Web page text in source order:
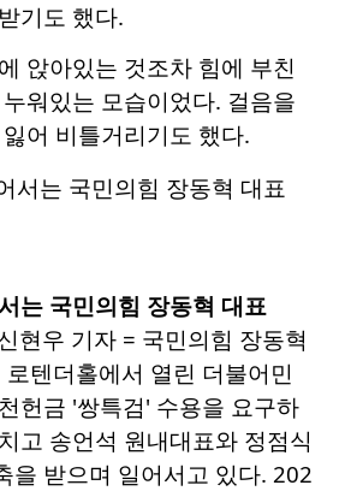
기도 했다.
앉아있는 것조차 힘에 부친
워있는 모습이었다. 걸음을
어 비틀거리기도 했다.
는 국민의힘 장동혁 대표
현우 기자 = 국민의힘 장동혁
텐더홀에서 열린 더불어민
헌금 '쌍특검' 수용을 요구하
고 송언석 원내대표와 정점식
을 받으며 일어서고 있다. 202